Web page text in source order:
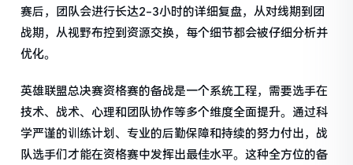
赛后，团队会进行长达2-3小时的详细复盘，从对线期到团
战期，从视野布控到资源交换，每个细节都会被仔细分析并
优化。
英雄联盟总决赛资格赛的备战是一个系统工程，需要选手在
技术、战术、心理和团队协作等多个维度全面提升。通过科
学严谨的训练计划、专业的后勤保障和持续的努力付出，战
队选手们才能在资格赛中发挥出最佳水平。这种全方位的备